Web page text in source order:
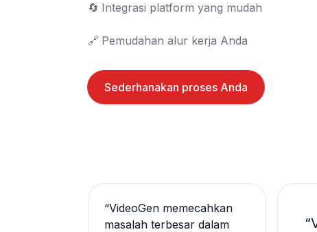
🔄	Integrasi platform yang mudah
🔗	Pemudahan alur kerja Anda
Sederhanakan proses Anda
“
“VideoGen memecahkan
masalah terbesar dalam